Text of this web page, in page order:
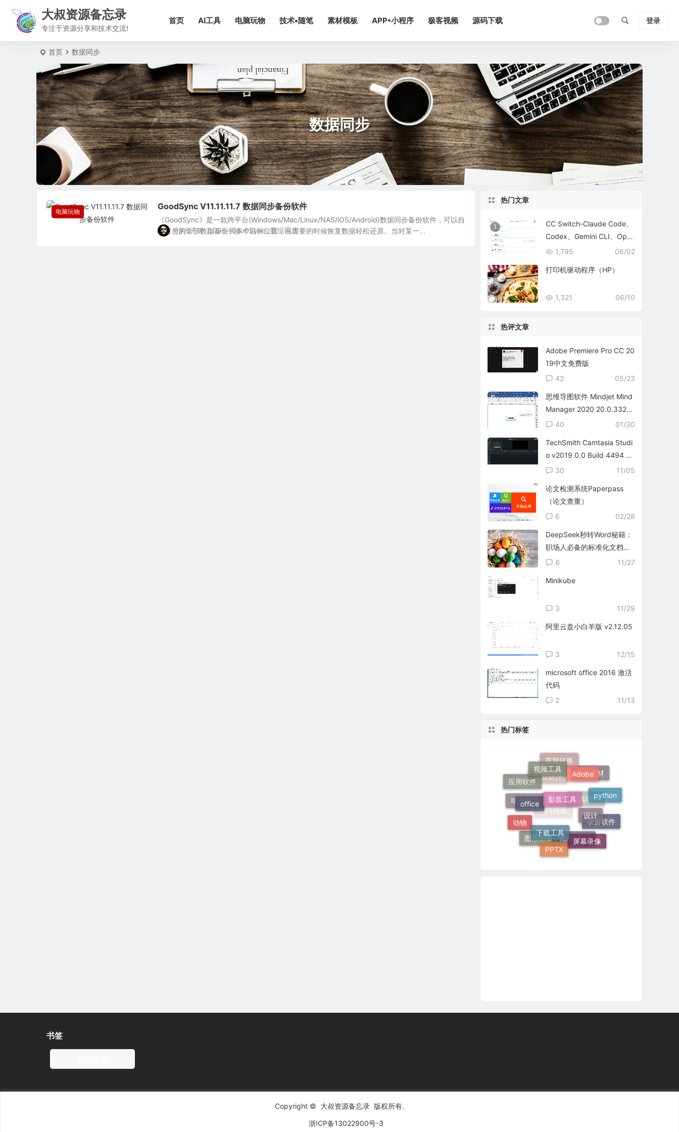
大叔资源备忘录
专注于资源分享和技术交流!
首页 AI工具 电脑玩物 技术•随笔 素材模板 APP•小程序 极客视频 源码下载 登录
首页 数据同步
数据同步
电脑玩物
GoodSync V11.11.11.7 数据同步备份软件
《GoodSync》是一款跨平台(Windows/Mac/Linux/NAS/iOS/Android)数据同步备份软件，可以自
动将您的全部数据备份到多个目标位置，在需要的时候恢复数据轻松还原。当对某一...
09/07 2,036 GoodSync 数据同步
热门文章
1
CC Switch-Claude Code、
Codex、Gemini CLI、Ope
nCode、OpenClaw 和 Her
具
06/02
1,795
2 打印机驱动程序（HP）
06/10
1,321
热评文章
Adobe Premiere Pro CC 20
19中文免费版
05/23
42
思维导图软件 Mindjet Mind
Manager 2020 20.0.332
中文免费版
01/30
40
TechSmith Camtasia Studi
o v2019.0.0 Build 4494 英
文免费版
11/05
30
论文检测系统Paperpass
（论文查重）
02/28
6
DeepSeek秒转Word秘籍：
职场人必备的标准化文档生
成指南
11/27
6
Minikube
11/29
3
阿里云盘小白羊版 v2.12.05
12/15
3
microsoft office 2016 激活
代码
11/13
2
热门标签
办公软件
视频转换
视频素材
工具软件
PPT模板
毕业答辩
应用软件
视频工具 Adobe
python
录屏软件
Photoshop
图形图像
动物
office
影音工具
设计
屏幕录像
PPTX
下载工具
书签
Copyright © 大叔资源备忘录 版权所有.
浙ICP备13022900号-3